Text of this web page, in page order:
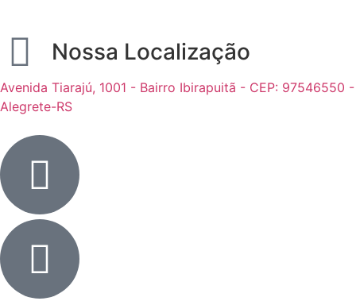
Nossa Localização
Avenida Tiarajú, 1001 - Bairro Ibirapuitã - CEP: 97546550 -
Alegrete-RS